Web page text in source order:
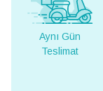
100% İade
Garantisi